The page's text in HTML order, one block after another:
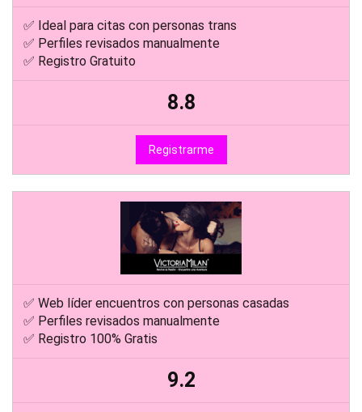
✅ Ideal para citas con personas trans
8.8
Registrarme
✅ Web líder encuentros con personas casadas